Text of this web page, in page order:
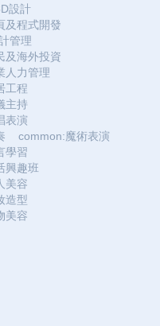
設計
及程式開發
管理
及海外投資
人力管理
工程
主持
表演
common:魔術表演
學習
興趣班
美容
造型
美容